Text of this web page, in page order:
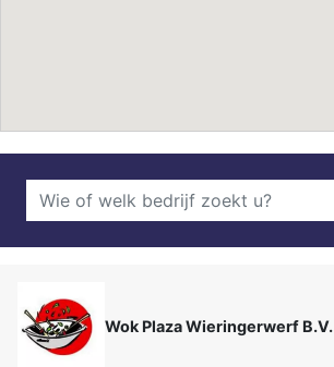
Wok Plaza Wieringerwerf B.V.